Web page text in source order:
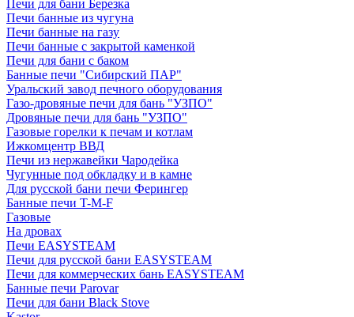
Печи для бани Березка
Печи банные из чугуна
Печи банные на газу
Печи банные с закрытой каменкой
Печи для бани с баком
Банные печи "Сибирский ПАР"
Уральский завод печного оборудования
Газо-дровяные печи для бань "УЗПО"
Дровяные печи для бань "УЗПО"
Газовые горелки к печам и котлам
Ижкомцентр ВВД
Печи из нержавейки Чародейка
Чугунные под обкладку и в камне
Для русской бани печи Ферингер
Банные печи T-M-F
Газовые
На дровах
Печи EASYSTEAM
Печи для русской бани EASYSTEAM
Печи для коммерческих бань EASYSTEAM
Банные печи Parovar
Печи для бани Black Stove